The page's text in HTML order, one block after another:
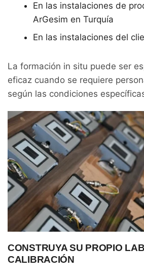
En las instalaciones de
ArGesim en Turquía
En las instalaciones del
La formación in situ puede ser
eficaz cuando se requiere
según las condiciones
CONSTRUYA SU PROPIO
CALIBRACIÓN